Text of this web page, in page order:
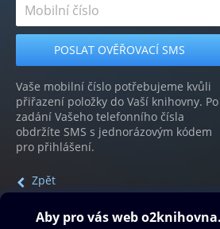
Vaše mobilní číslo potřebujeme kvůli
přiřazení položky do Vaší knihovny. Po
zadání Vašeho telefonního čísla
obdržíte SMS s jednorázovým kódem
pro přihlášení.
Zpět